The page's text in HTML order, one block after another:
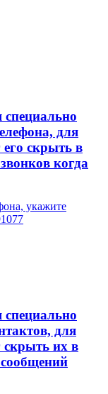
для
скрыть в
когда
укажите
для
скрыть их в